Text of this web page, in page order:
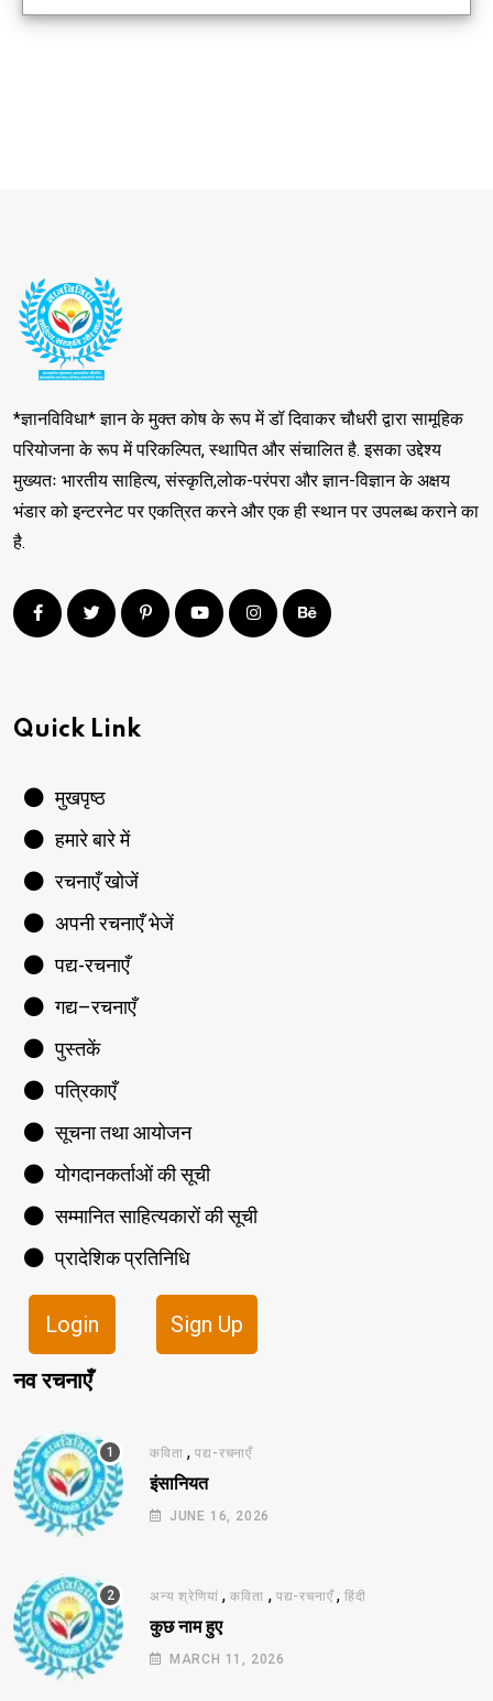
*ज्ञानविविधा* ज्ञान के मुक्त कोष के रूप में डॉ दिवाकर चौधरी द्वारा सामूहिक
परियोजना के रूप में परिकल्पित, स्थापित और संचालित है. इसका उद्देश्य
मुख्यतः भारतीय साहित्य, संस्कृति,लोक-परंपरा और ज्ञान-विज्ञान के अक्षय
भंडार को इन्टरनेट पर एकत्रित करने और एक ही स्थान पर उपलब्ध कराने का
है.
Quick Link
मुखपृष्ठ
हमारे बारे में
रचनाएँ खोजें
अपनी रचनाएँ भेजें
पद्य-रचनाएँ
गद्य–रचनाएँ
पुस्तकें
पत्रिकाएँ
सूचना तथा आयोजन
योगदानकर्ताओं की सूची
सम्मानित साहित्यकारों की सूची
प्रादेशिक प्रतिनिधि
Login Sign Up
नव रचनाएँ
कविता ,पद्य-रचनाएँ
इंसानियत
JUNE 16, 2026
अन्य श्रेणियां ,कविता , पद्य-रचनाएँ,हिंदी
कुछ नाम हुए
MARCH 11, 2026